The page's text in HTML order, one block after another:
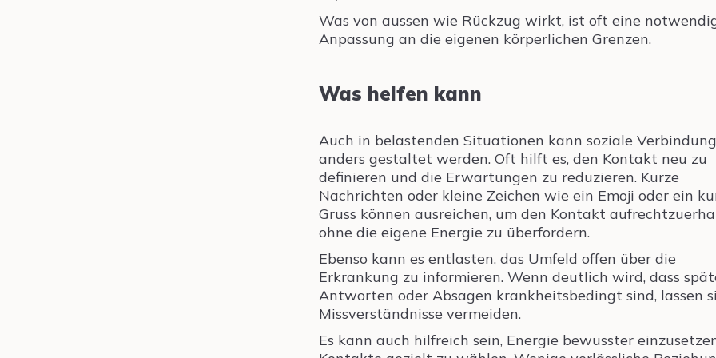
Was von aussen wie Rückzug wirkt, ist oft eine
Anpassung an die eigenen körperlichen Grenzen.
Was helfen kann
Auch in belastenden Situationen kann soziale Verbindung
anders gestaltet werden. Oft hilft es, den Kontakt neu zu
definieren und die Erwartungen zu reduzieren. Kurze
Nachrichten oder kleine Zeichen wie ein Emoji oder ein
Gruss können ausreichen, um den Kontakt
ohne die eigene Energie zu überfordern.
Ebenso kann es entlasten, das Umfeld offen über die
Erkrankung zu informieren. Wenn deutlich wird, dass
Antworten oder Absagen krankheitsbedingt sind, lassen
Missverständnisse vermeiden.
Es kann auch hilfreich sein, Energie bewusster